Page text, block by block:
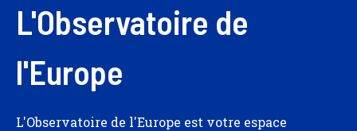
L'Observatoire de
l'Europe
L'Observatoire de l'Europe est votre espace